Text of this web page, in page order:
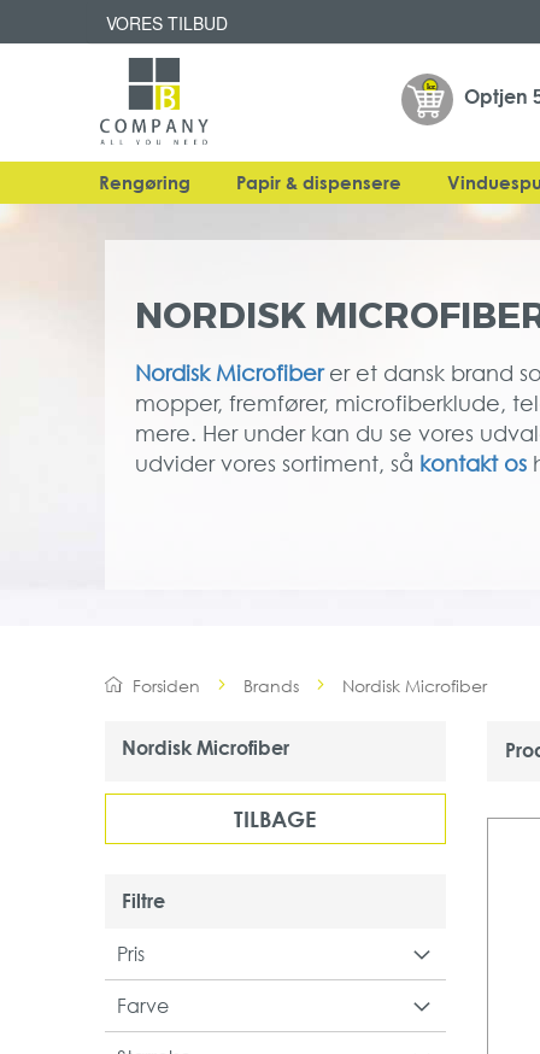
VORES TILBUD
Optjen
Rengøring Papir & dispensere
NORDISK
Nordisk Microfiberer et dansk brand
mopper, fremfører, microfiberklude,
mere. Her under kan du se vores
udvider vores sortiment, så kontakt os
Forsiden Brands Nordisk Microfiber
Nordisk Microfiber
TILBAGE
Filtre
Pris
Farve